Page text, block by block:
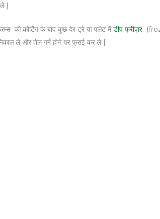
|
की कोटिंग के बाद कुछ देर ट्रे या पलेट मेंडीप फ्रीज़र
ले और तेल गर्म होने पर फ्राई कर ले |